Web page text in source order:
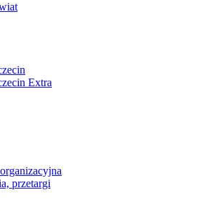
Extra
przetargi